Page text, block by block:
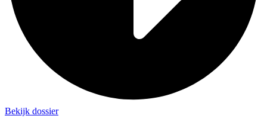
Bekijk dossier